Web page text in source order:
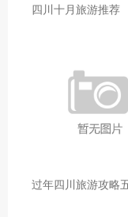
四川十月旅游推荐
过年四川旅游攻略